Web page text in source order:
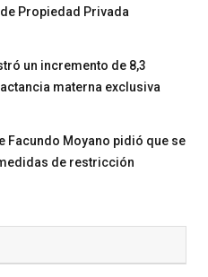
Propiedad Privada
un incremento de 8,3
materna exclusiva
Facundo Moyano pidió que se
de restricción